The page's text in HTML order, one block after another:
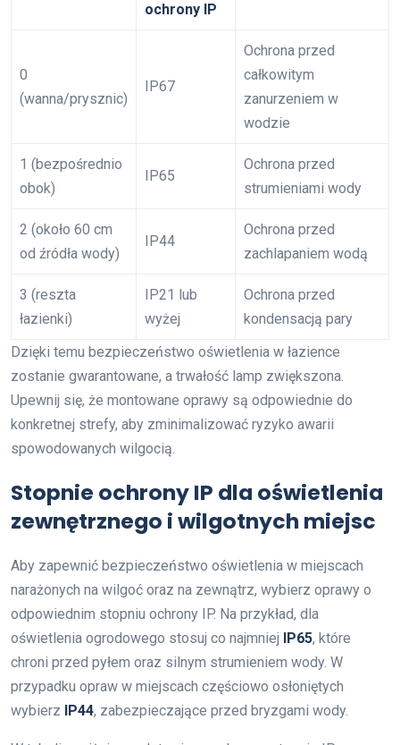
ochrony IP
0
(wanna/prysznic)
IP67
Ochrona przed
całkowitym
zanurzeniem w
wodzie
1 (bezpośrednio
obok)
IP65
Ochrona przed
strumieniami wody
2 (około 60 cm
od źródła wody)
IP44
Ochrona przed
zachlapaniem wodą
3 (reszta
łazienki)
IP21 lub
wyżej
Ochrona przed
kondensacją pary
Dzięki temu bezpieczeństwo oświetlenia w łazience
zostanie gwarantowane, a trwałość lamp zwiększona.
Upewnij się, że montowane oprawy są odpowiednie do
konkretnej strefy, aby zminimalizować ryzyko awarii
spowodowanych wilgocią.
Stopnie ochrony IP dla oświetlenia
zewnętrznego i wilgotnych miejsc
Aby zapewnić bezpieczeństwo oświetlenia w miejscach
narażonych na wilgoć oraz na zewnątrz, wybierz oprawy o
odpowiednim stopniu ochrony IP. Na przykład, dla
oświetlenia ogrodowego stosuj co najmniej IP65, które
chroni przed pyłem oraz silnym strumieniem wody. W
przypadku opraw w miejscach częściowo osłoniętych
wybierz IP44, zabezpieczające przed bryzgami wody.